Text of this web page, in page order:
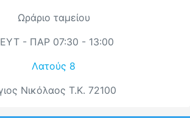
Ωράριο ταμείου
- ΠΑΡ 07:30 - 13:00
Λατούς 8
Νικόλαος Τ.Κ. 72100